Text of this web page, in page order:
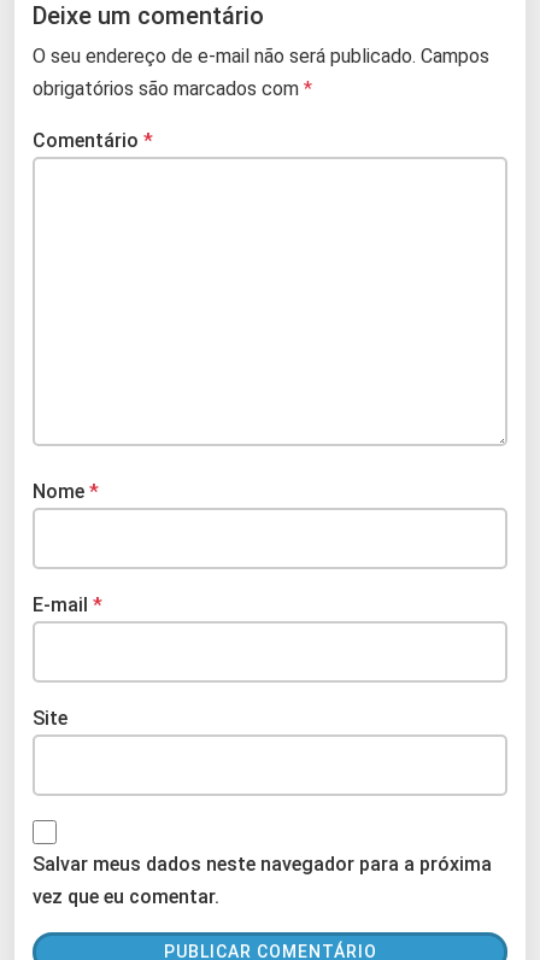
Deixe um comentário
O seu endereço de e-mail não será publicado. Campos
obrigatórios são marcados com *
Comentário *
Nome *
E-mail *
Site
Salvar meus dados neste navegador para a próxima
vez que eu comentar.